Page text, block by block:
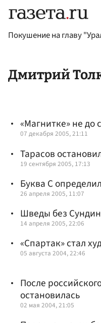
Покушение на главу
Дмитрий
«Магнитке» не до
07 декабря 2005, 21:11
Тарасов
19 сентября 2005, 17:13
Буква С
26 апреля 2005, 11:07
Шведы без
14 апреля 2005, 22:06
«Спартак» стал
05 августа 2004, 22:46
После
остановилась
02 мая 2004, 21:05